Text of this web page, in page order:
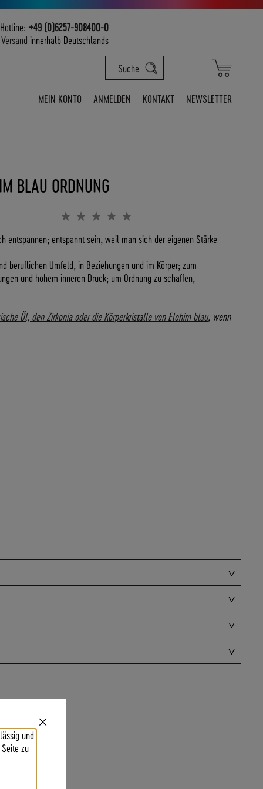
Close
und
zu
Mein
+49 (0)6257-908400-0
Versand innerhalb Deutschlands
Suche
MEIN KONTO ANMELDEN KONTAKT NEWSLETTER
BLAU ORDNUNG
Bewertung:
entspannen; entspannt sein, weil man sich der eigenen Stärke
beruflichen Umfeld, in Beziehungen und im Körper; zum
und hohem inneren Druck; um Ordnung zu schaffen,
Öl, den Zirkonia oder die Körperkristalle von Elohim blau, wenn